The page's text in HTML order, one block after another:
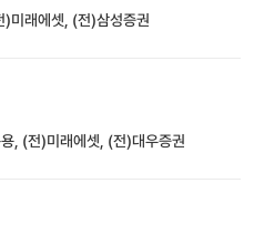
미래에셋, (전)삼성증권
, (전)미래에셋, (전)대우증권